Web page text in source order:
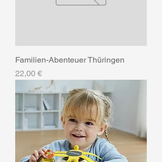
Familien-Abenteuer Thüringen
Preis
22,00 €